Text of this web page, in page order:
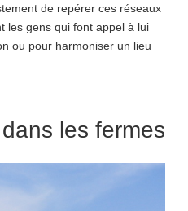
de repérer ces réseaux
les gens qui font appel à lui
ou pour harmoniser un lieu
les fermes